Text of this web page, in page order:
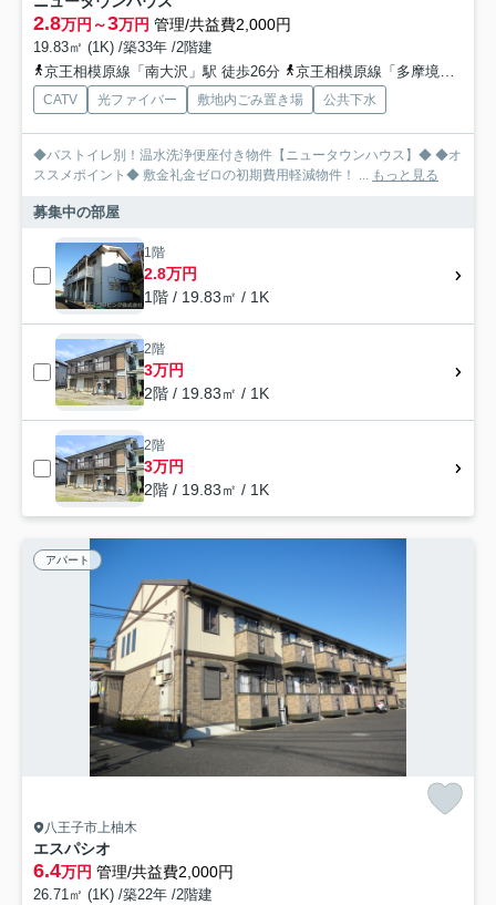
2.8万円～3万円 管理/共益費2,000円
19.83㎡ (1K) /築33年 /2階建
京王相模原線「南大沢」駅 徒歩26分
京王相模原線「多摩境」駅 徒歩36分
CATV 光ファイバー 敷地内ごみ置き場 公共下水
◆バストイレ別！温水洗浄便座付き物件【ニュータウンハウス】◆ ◆オ
ススメポイント◆ 敷金礼金ゼロの初期費用軽減物件！ ... もっと見る
募集中の部屋
1階
2.8万円
1階 / 19.83㎡ / 1K
2階
3万円
2階 / 19.83㎡ / 1K
2階
3万円
2階 / 19.83㎡ / 1K
アパート
八王子市上柚木
エスパシオ
6.4万円 管理/共益費2,000円
26.71㎡ (1K) /築22年 /2階建